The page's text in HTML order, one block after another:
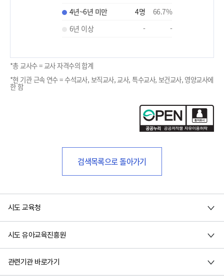
4년~6년 미만
4명 66.7%
6년 이상
- -
*총 교사수 = 교사 자격수의 합계
*현 기관 근속 연수 = 수석교사, 보직교사, 교사, 특수교사, 보건교사, 영양교사에
한 함
검색목록으로 돌아가기
시도 교육청
시도 유아교육진흥원
관련기관 바로가기